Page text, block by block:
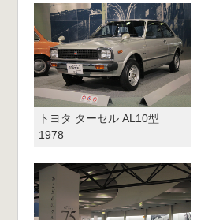
トヨタ ターセル AL10型
1978